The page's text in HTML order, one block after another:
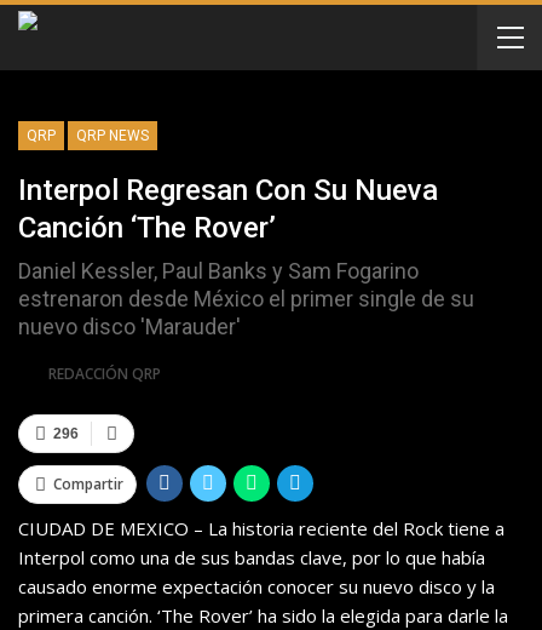
QRP QRP NEWS
Interpol Regresan Con Su Nueva
Canción ‘The Rover’
Daniel Kessler, Paul Banks y Sam Fogarino
estrenaron desde México el primer single de su
nuevo disco 'Marauder'
REDACCIÓN QRP
296
Compartir
CIUDAD DE MEXICO – La historia reciente del Rock tiene a
Interpol como una de sus bandas clave, por lo que había
causado enorme expectación conocer su nuevo disco y la
primera canción. ‘The Rover’ ha sido la elegida para darle la